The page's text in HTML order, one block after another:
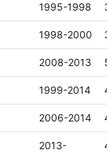
1995-1998
1998-2000
2008-2013
1999-2014
2006-2014
2013-